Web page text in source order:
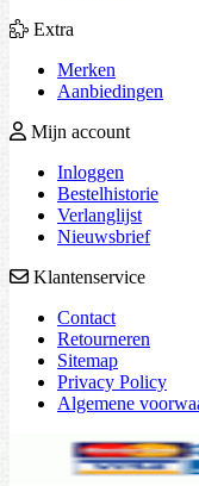
Extra
Merken
Aanbiedingen
Mijn account
Inloggen
Bestelhistorie
Verlanglijst
Nieuwsbrief
Klantenservice
Contact
Retourneren
Sitemap
Privacy Policy
Algemene